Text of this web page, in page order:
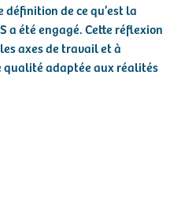
de ce qu’est la
a été engagé. Cette réflexion
axes de travail et à
adaptée aux réalités